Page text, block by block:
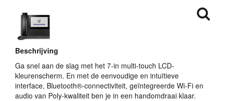
Beschrijving
Ga snel aan de slag met het 7-in multi-touch LCD-
kleurenscherm. En met de eenvoudige en intuïtieve
interface, Bluetooth®-connectiviteit, geïntegreerde Wi-Fi en
audio van Poly-kwaliteit ben je in een handomdraai klaar.